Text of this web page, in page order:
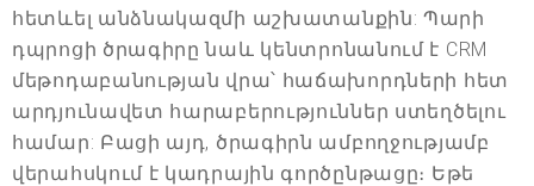
հետևել անձնակազմի աշխատանքին: Պարի
դպրոցի ծրագիրը նաև կենտրոնանում է CRM
մեթոդաբանության վրա՝ հաճախորդների հետ
արդյունավետ հարաբերություններ ստեղծելու
համար: Բացի այդ, ծրագիրն ամբողջությամբ
վերահսկում է կադրային գործընթացը։ Եթե